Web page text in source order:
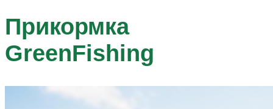
Прикормка
GreenFishing